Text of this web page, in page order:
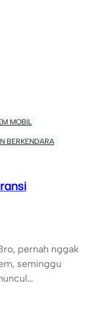
MOBIL
BERKENDARA
pernah nggak
seminggu